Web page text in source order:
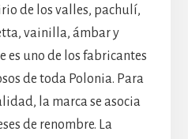
de los valles, pachulí,
vainilla, ámbar y
es uno de los fabricantes
de toda Polonia. Para
la marca se asocia
de renombre. La